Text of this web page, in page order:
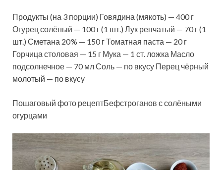
Продукты (на 3 порции) Говядина (мякоть) — 400 г
Огурец солёный — 100 г (1 шт.) Лук репчатый — 70 г (1
шт.) Сметана 20 % — 150 г Томатная паста — 20 г
Горчица столовая — 15 г Мука — 1 ст. ложка Масло
подсолнечное — 70 мл Соль — по вкусу Перец чёрный
молотый — по вкусу
Пошаговый фото рецептБефстроганов с солёными
огурцами